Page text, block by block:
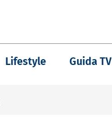
Lifestyle Guida TV